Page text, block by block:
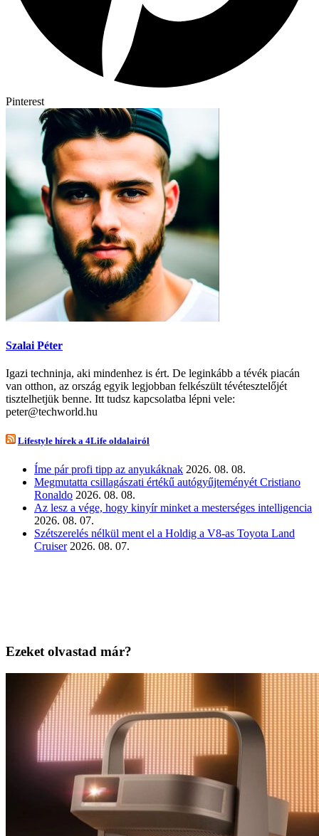
Pinterest
Szalai Péter
Igazi techninja, aki mindenhez is ért. De leginkább a tévék piacán
van otthon, az ország egyik legjobban felkészült tévétesztelőjét
tisztelhetjük benne. Itt tudsz kapcsolatba lépni vele:
peter@techworld.hu
Lifestyle hírek a 4Life oldalairól
Íme pár profi tipp az anyukáknak 2026. 08. 08.
Megmutatta csillagászati értékű autógyűjteményét Cristiano
Ronaldo 2026. 08. 08.
Az lesz a vége, hogy kinyír minket a mesterséges intelligencia
2026. 08. 07.
Szétszerelés nélkül ment el a Holdig a V8-as Toyota Land
Cruiser 2026. 08. 07.
Ezeket olvastad már?